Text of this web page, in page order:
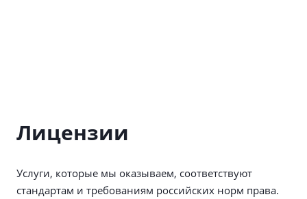
Лицензии
Услуги, которые мы оказываем, соответствуют
стандартам и требованиям российских норм права.